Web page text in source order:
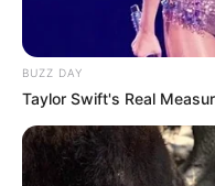
BUZZ DAY
Taylor Swift's Real